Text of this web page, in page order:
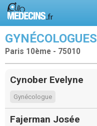
GYNÉCOLOGUES
Paris 10ème - 75010
Cynober Evelyne
Gynécologue
Fajerman Josée